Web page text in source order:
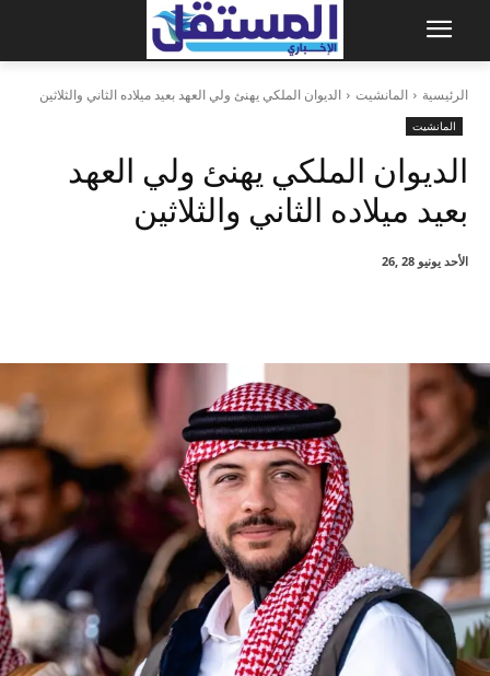
الرئيسية المانشيت الديوان الملكي يهنئ ولي العهد بعيد ميلاده الثاني والثلاثين
المانشيت
الديوان الملكي يهنئ ولي العهد
بعيد ميلاده الثاني والثلاثين
الأحد يونيو 28 ,26